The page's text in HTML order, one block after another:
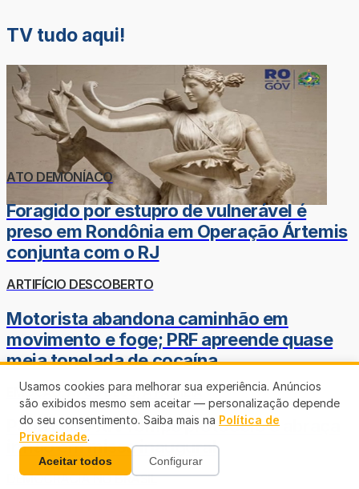
TV tudo aqui!
ATO DEMONÍACO
Foragido por estupro de vulnerável é
preso em Rondônia em Operação Ártemis
conjunta com o RJ
ARTIFÍCIO DESCOBERTO
Motorista abandona caminhão em
movimento e foge; PRF apreende quase
meia tonelada de cocaína
EMOÇÃO: APÓS DEUS, A FAMÍLIA
Papa Leão XIV rompe protocolo e abraça
irmão em missa inaugural
DEMOCRACIA NO BRASIL
Usamos cookies para melhorar sua experiência. Anúncios
são exibidos mesmo sem aceitar — personalização depende
do seu consentimento. Saiba mais na Política de
Privacidade.
Aceitar todos Configurar